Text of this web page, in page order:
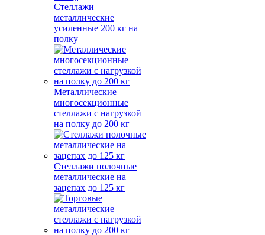
Стеллажи
металлические
усиленные 200 кг на
полку
Металлические
многосекционные
стеллажи с нагрузкой
на полку до 200 кг
Стеллажи полочные
металлические на
зацепах до 125 кг